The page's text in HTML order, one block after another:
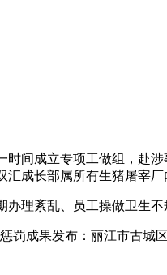
成立专项工做组，赴涉
成长部属所有生猪屠宰
理紊乱、员工操做卫生不
成果发布：丽江市古城